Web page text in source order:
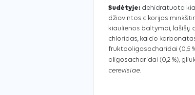
Sudėtyje: dehidratuota
džiovintos cikorijos
kiaulienos baltymai, lašišų
chloridas, kalcio
fruktooligosacharidai (0,5
oligosacharidai (0,2 %),
cerevisiae.